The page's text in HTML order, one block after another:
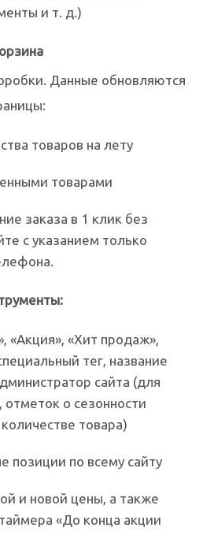
и т. д.)
Данные обновляются
товаров на лету
товарами
заказа в 1 клик без
с указанием только
«Акция», «Хит продаж»,
тег, название
сайта (для
о сезонности
товара)
позиции по всему сайту
и новой цены, а также
«До конца акции